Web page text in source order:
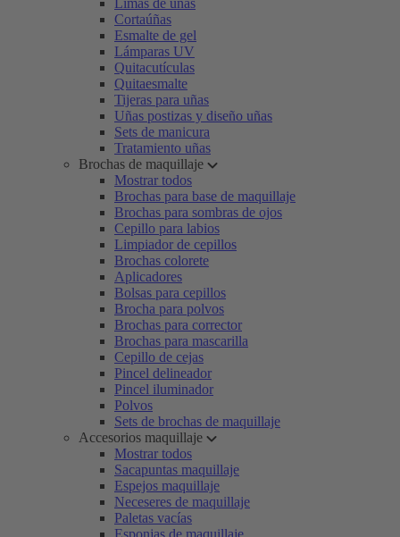
Limas de uñas
Cortaúñas
Esmalte de gel
Lámparas UV
Quitacutículas
Quitaesmalte
Tijeras para uñas
Uñas postizas y diseño uñas
Sets de manicura
Tratamiento uñas
Brochas de maquillaje
Mostrar todos
Brochas para base de maquillaje
Brochas para sombras de ojos
Cepillo para labios
Limpiador de cepillos
Brochas colorete
Aplicadores
Bolsas para cepillos
Brocha para polvos
Brochas para corrector
Brochas para mascarilla
Cepillo de cejas
Pincel delineador
Pincel iluminador
Polvos
Sets de brochas de maquillaje
Accesorios maquillaje
Mostrar todos
Sacapuntas maquillaje
Espejos maquillaje
Neceseres de maquillaje
Paletas vacías
Esponjas de maquillaje